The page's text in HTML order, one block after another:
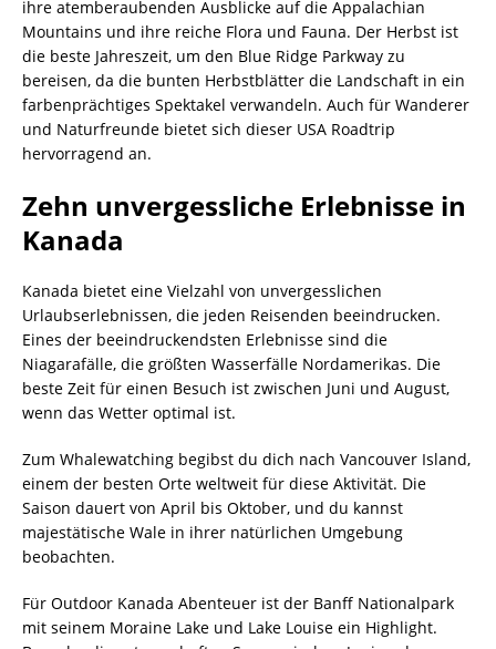
ihre atemberaubenden Ausblicke auf die Appalachian
Mountains und ihre reiche Flora und Fauna. Der Herbst ist
die beste Jahreszeit, um den Blue Ridge Parkway zu
bereisen, da die bunten Herbstblätter die Landschaft in ein
farbenprächtiges Spektakel verwandeln. Auch für Wanderer
und Naturfreunde bietet sich dieser USA Roadtrip
hervorragend an.
Zehn unvergessliche Erlebnisse in
Kanada
Kanada bietet eine Vielzahl von unvergesslichen
Urlaubserlebnissen, die jeden Reisenden beeindrucken.
Eines der beeindruckendsten Erlebnisse sind die
Niagarafälle, die größten Wasserfälle Nordamerikas. Die
beste Zeit für einen Besuch ist zwischen Juni und August,
wenn das Wetter optimal ist.
Zum Whalewatching begibst du dich nach Vancouver Island,
einem der besten Orte weltweit für diese Aktivität. Die
Saison dauert von April bis Oktober, und du kannst
majestätische Wale in ihrer natürlichen Umgebung
beobachten.
Für Outdoor Kanada Abenteuer ist der Banff Nationalpark
mit seinem Moraine Lake und Lake Louise ein Highlight.